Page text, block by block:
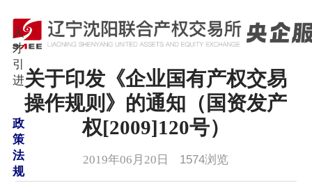
人
才
引
进
政
策
法
规
关于印发《企业国有产权交易
操作规则》的通知（国资发产
权[2009]120号）
2019年06月20日 1574浏览